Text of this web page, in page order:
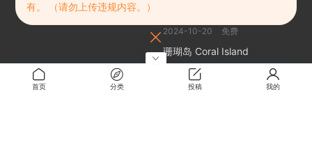
2024-10-20 免费
珊瑚岛 Coral Island
2024-10-20
HENPRI
首页 分类 投稿 我的
有。 （请勿上传违规内容。）